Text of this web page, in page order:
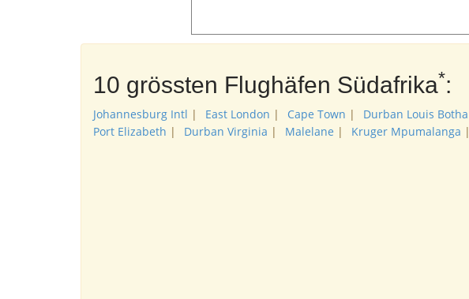
10 grössten Flughäfen Südafrika*:
Johannesburg Intl | East London | Cape Town | Durban Louis Botha
Port Elizabeth | Durban Virginia | Malelane | Kruger Mpumalanga |